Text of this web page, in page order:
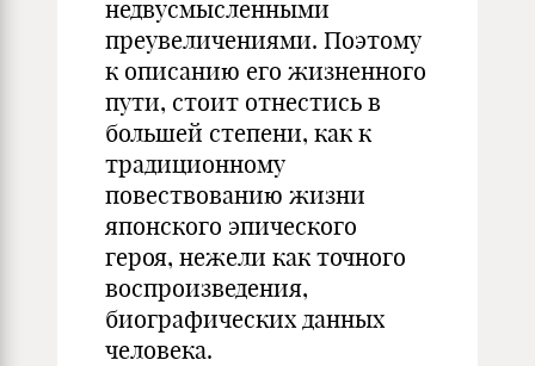
недвусмысленными
преувеличениями. Поэтому
к описанию его жизненного
пути, стоит отнестись в
большей степени, как к
традиционному
повествованию жизни
японского эпического
героя, нежели как точного
воспроизведения,
биографических данных
человека.